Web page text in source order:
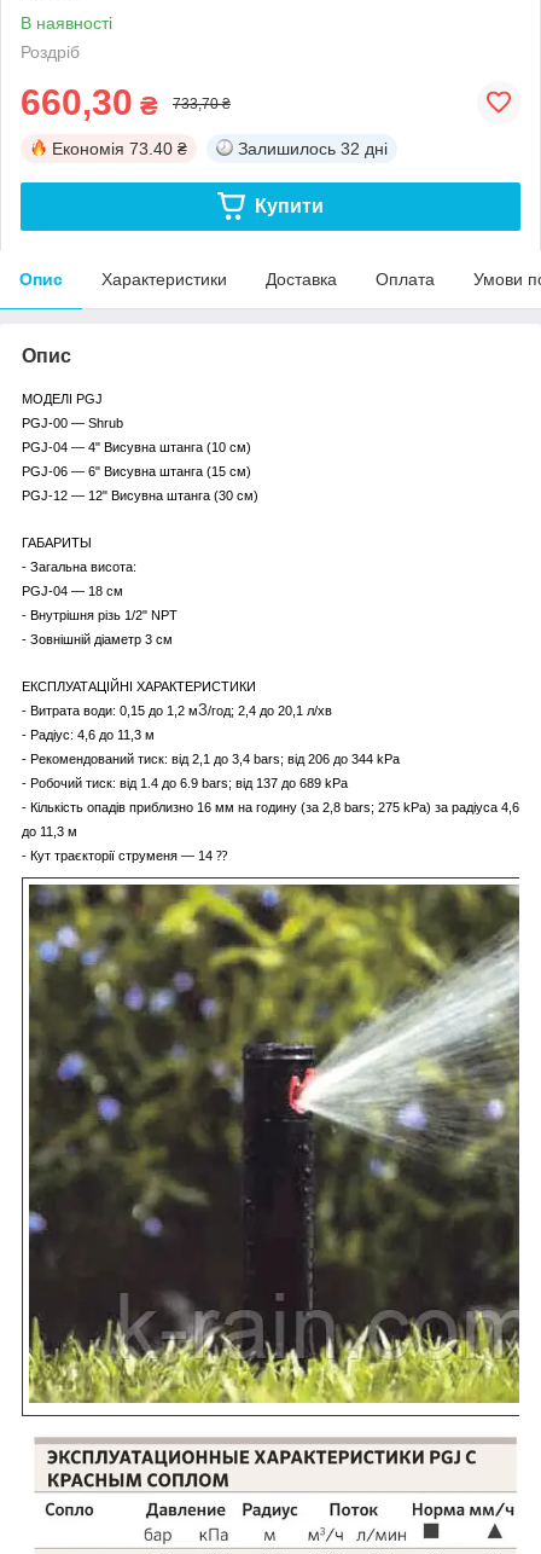
В наявності
Роздріб
660,30 ₴ 733,70 ₴
Економія 73.40 ₴ Залишилось 32 дні
Купити
Опис Характеристики Доставка Оплата Умови
Опис
МОДЕЛІ PGJ
PGJ-00 ― Shrub
PGJ-04 — 4" Висувна штанга (10 см)
PGJ-06 — 6" Висувна штанга (15 см)
PGJ-12 — 12" Висувна штанга (30 см)
ГАБАРИТЫ
- Загальна висота:
PGJ-04 — 18 см
- Внутрішня різь 1/2" NPT
- Зовнішній діаметр 3 cм
ЕКСПЛУАТАЦІЙНІ ХАРАКТЕРИСТИКИ
- Витрата води: 0,15 до 1,2 м3/год; 2,4 до 20,1 л/хв
- Радіус: 4,6 до 11,3 м
- Рекомендований тиск: від 2,1 до 3,4 bars; від 206 до 344 kPa
- Робочий тиск: від 1.4 до 6.9 bars; від 137 до 689 kPa
- Кількість опадів приблизно 16 мм на годину (за 2,8 bars; 275 kPa) за радіуса 4,6
до 11,3 м
- Кут траєкторії струменя — 14 ⁇